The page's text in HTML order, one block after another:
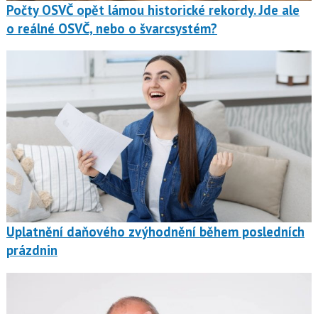
Počty OSVČ opět lámou historické rekordy. Jde ale
o reálné OSVČ, nebo o švarcsystém?
Uplatnění daňového zvýhodnění během posledních
prázdnin